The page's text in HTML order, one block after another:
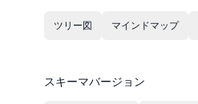
ツリー図 マインドマップ
スキーマバージョン